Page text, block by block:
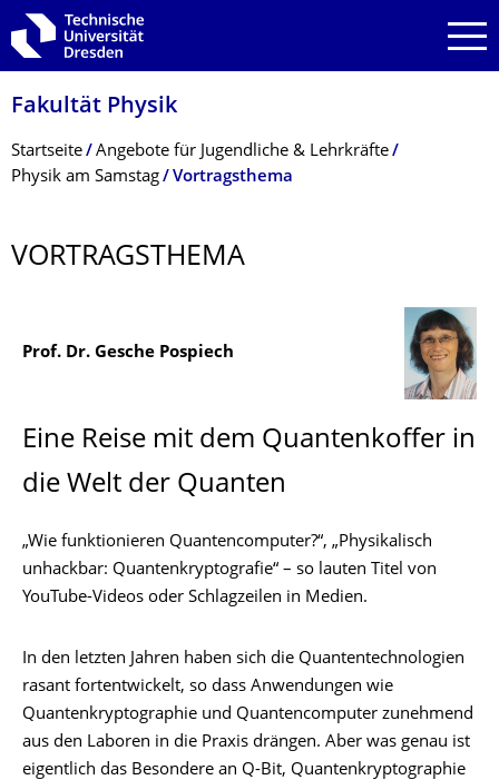
Zur Hauptnavigation springen
Zur Suche springen
Zum Inhalt springen
Fakultät Physik
Breadcrumb-Menü
Startseite
Angebote für Jugendliche & Lehrkräfte
Physik am Samstag
Vortragsthema
VORTRAGSTHEMA
Prof. Dr. Gesche Pospiech
Eine Reise mit dem Quantenkoffer in
die Welt der Quanten
„Wie funktionieren Quantencomputer?“, „Physikalisch
unhackbar: Quantenkryptografie“ – so lauten Titel von
YouTube-Videos oder Schlagzeilen in Medien.
In den letzten Jahren haben sich die Quantentechnologien
rasant fortentwickelt, so dass Anwendungen wie
Quantenkryptographie und Quantencomputer zunehmend
aus den Laboren in die Praxis drängen. Aber was genau ist
eigentlich das Besondere an Q-Bit, Quantenkryptographie